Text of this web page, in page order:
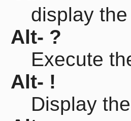
display
Alt- ?
Execute
Alt- !
Display